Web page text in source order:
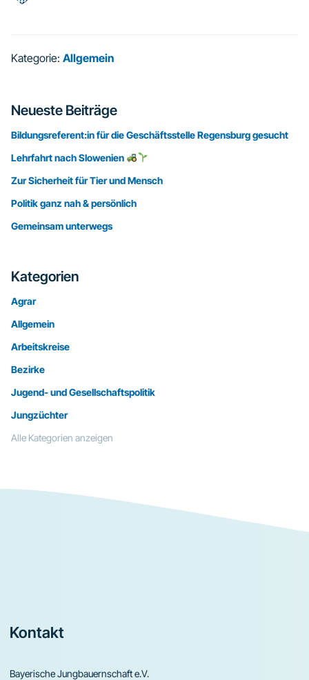
Kategorie: Allgemein
Seitenspalte
Neueste Beiträge
Bildungsreferent:in für die Geschäftsstelle Regensburg gesucht
Lehrfahrt nach Slowenien
Zur Sicherheit für Tier und Mensch
Politik ganz nah & persönlich
Gemeinsam unterwegs
Kategorien
Agrar
Allgemein
Arbeitskreise
Bezirke
Jugend- und Gesellschaftspolitik
Jungzüchter
Alle Kategorien anzeigen
Footer
Kontakt
Bayerische Jungbauernschaft e.V.